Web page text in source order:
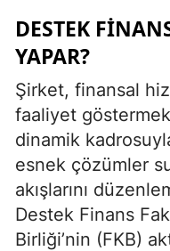
DESTEK
YAPAR?
Şirket, finansal
faaliyet
dinamik
esnek çözümler
akışlarını
Destek Finans
Birliği’nin (FKB)